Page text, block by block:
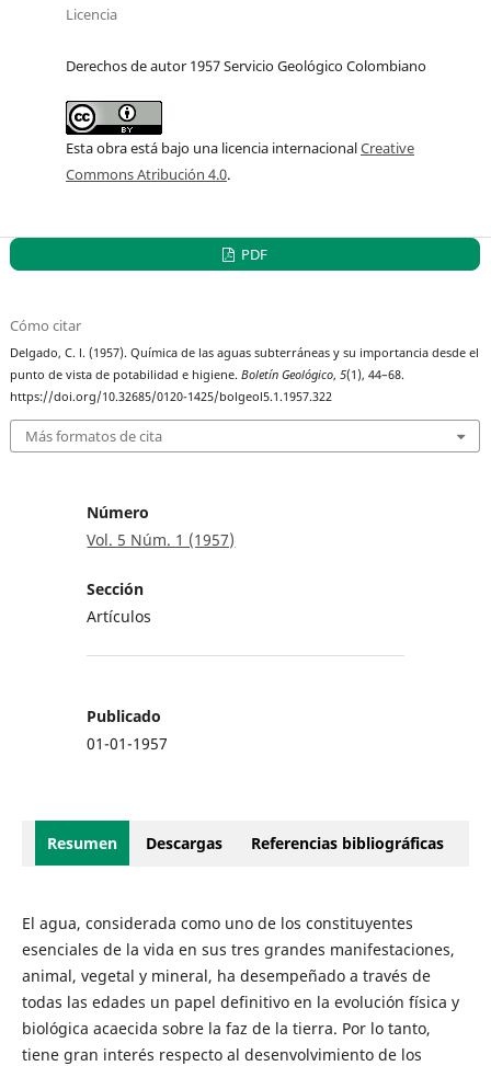
Licencia
Derechos de autor 1957 Servicio Geológico Colombiano
Esta obra está bajo una licencia internacionalCreative
Commons Atribución 4.0.
PDF
Cómo citar
Delgado, C. l. (1957). Química de las aguas subterráneas y su importancia desde el
punto de vista de potabilidad e higiene.Boletín Geológico,5(1), 44–68.
https://doi.org/10.32685/0120-1425/bolgeol5.1.1957.322
Más formatos de cita
Número
Vol. 5 Núm. 1 (1957)
Sección
Artículos
Publicado
01-01-1957
Resumen Descargas Referencias bibliográficas
El agua, considerada como uno de los constituyentes
esenciales de la vida en sus tres grandes manifestaciones,
animal, vegetal y mineral, ha desempeñado a través de
todas las edades un papel definitivo en la evolución física y
biológica acaecida sobre la faz de la tierra. Por lo tanto,
tiene gran interés respecto al desenvolvimiento de los